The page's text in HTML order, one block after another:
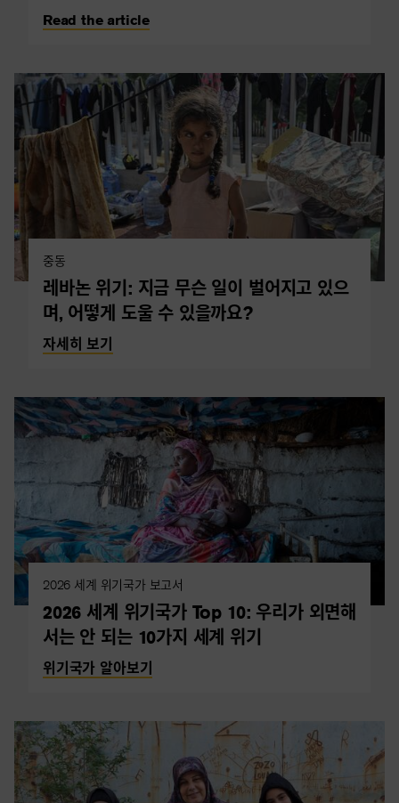
Read the article
중동
레바논 위기: 지금 무슨 일이 벌어지고 있으
며, 어떻게 도울 수 있을까요?
자세히 보기
2026 세계 위기국가 보고서
2026 세계 위기국가 Top 10: 우리가 외면해
서는 안 되는 10가지 세계 위기
위기국가 알아보기